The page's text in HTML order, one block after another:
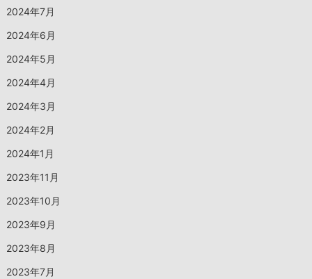
2024年7月
2024年6月
2024年5月
2024年4月
2024年3月
2024年2月
2024年1月
2023年11月
2023年10月
2023年9月
2023年8月
2023年7月